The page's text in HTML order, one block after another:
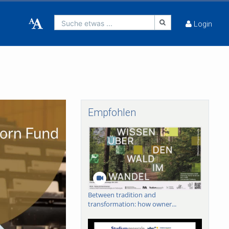
Suche etwas ... Login
Empfohlen
Between tradition and
transformation: how owner...